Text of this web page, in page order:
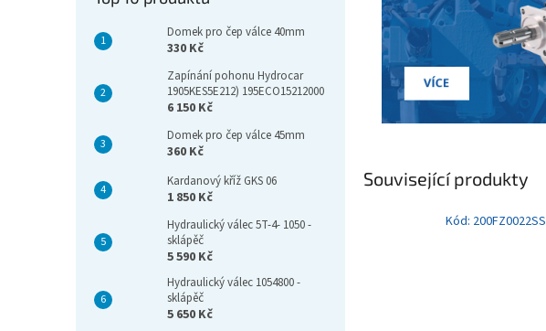
Domek pro čep válce 40mm
330 Kč
Zapínání pohonu Hydrocar
1905KES5E212) 195ECO15212000
6 150 Kč
Domek pro čep válce 45mm
360 Kč
Kardanový kříž GKS 06
1 850 Kč
Hydraulický válec 5T-4- 1050 -
sklápěč
5 590 Kč
Hydraulický válec 1054800 -
sklápěč
5 650 Kč
Související produkty
Kód: 200FZ0022SS